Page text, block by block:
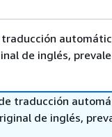
de inglés,
traducción
de inglés,